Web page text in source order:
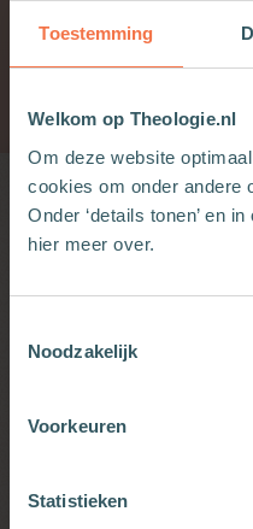
Toestemming
Welkom op Theologie.nl
Om deze website
cookies om onder andere
Onder ‘details tonen’ en in
hier meer over.
Noodzakelijk
Voorkeuren
Statistieken
Judith Visser
01-01-2018
Wellicht ook